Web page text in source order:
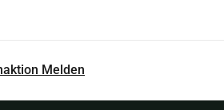
Melden